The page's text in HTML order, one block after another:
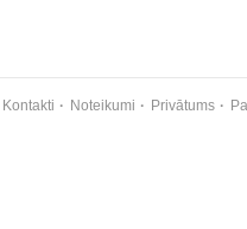
Kontakti Noteikumi Privātums